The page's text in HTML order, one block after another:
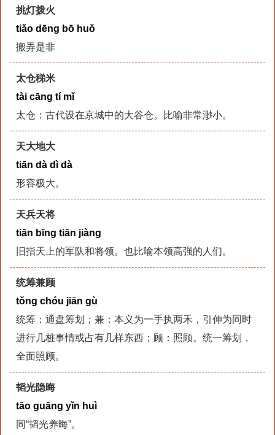
挑灯拨火
tiǎo dēng bō huǒ
搬弄是非
太仓稊米
tài cāng tí mǐ
太仓：古代设在京城中的大谷仓。比喻非常渺小。
天大地大
tiān dà dì dà
形容极大。
天兵天将
tiān bīng tiān jiàng
旧指天上的军队和将领。也比喻本领高强的人们。
统筹兼顾
tǒng chóu jiān gù
统筹：通盘筹划；兼：本义为一手执两禾，引伸为同时
进行几桩事情或占有几样东西；顾：照顾。统一筹划，
全面照顾。
韬光隐晦
tāo guāng yǐn huì
同“韬光养晦”。